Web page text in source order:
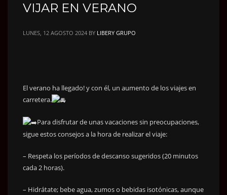
VIJAR EN VERANO
LUNES, 12 AGOSTO 2024 BY LIBERY GRUPO
El verano ha llegado! y con él, un aumento de los viajes en
carretera.
Para disfrutar de unas vacaciones sin preocupaciones,
sigue estos consejos a la hora de realizar el viaje:
– Respeta los períodos de descanso sugeridos (20 minutos
cada 2 horas).
– Hidrátate; bebe agua, zumos o bebidas isotónicas, aunque